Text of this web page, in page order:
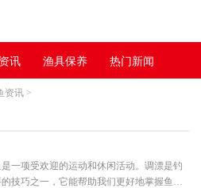
讯 渔具保养 热门新闻
资讯 >
一项受欢迎的运动和休闲活动。调漂是钓
技巧之一，它能帮助我们更好地掌握鱼儿